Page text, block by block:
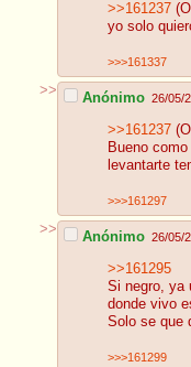
>>161237
yo solo
>>>161337
>> Anónimo 26/05/
>>161237
Bueno
levantarte
>>>161297
>> Anónimo 26/05/
>>161295
Si negro, ya
donde vivo
Solo se que
>>>161299